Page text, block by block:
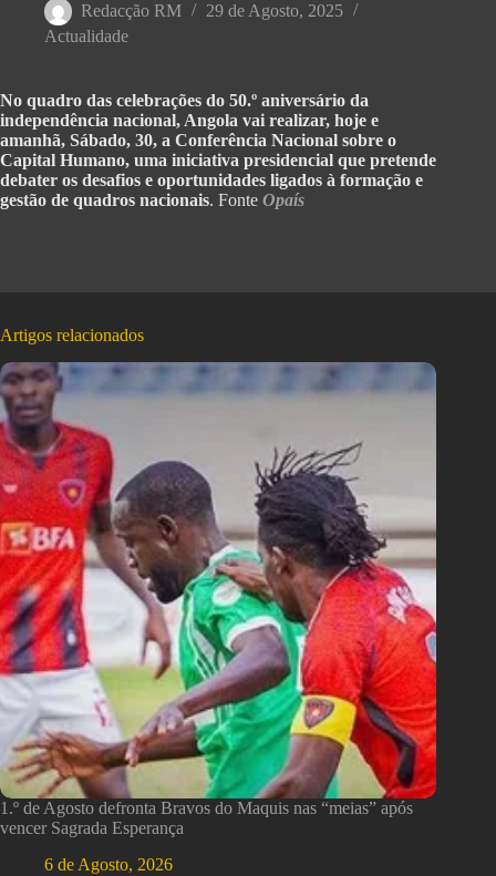
Redacção RM
29 de Agosto, 2025
Actualidade
No quadro das celebrações do 50.º aniversário da
independência nacional, Angola vai realizar, hoje e
amanhã, Sábado, 30, a Conferência Nacional sobre o
Capital Humano, uma iniciativa presidencial que pretende
debater os desafios e oportunidades ligados à formação e
gestão de quadros nacionais. Fonte Opaís
Artigos relacionados
1.º de Agosto defronta Bravos do Maquis nas “meias” após
vencer Sagrada Esperança
6 de Agosto, 2026